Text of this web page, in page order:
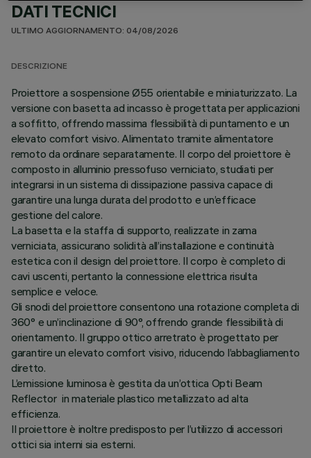
DATI TECNICI
ULTIMO AGGIORNAMENTO: 04/08/2026
DESCRIZIONE
Proiettore a sospensione Ø55 orientabile e miniaturizzato. La
versione con basetta ad incasso è progettata per applicazioni
a soffitto, offrendo massima flessibilità di puntamento e un
elevato comfort visivo. Alimentato tramite alimentatore
remoto da ordinare separatamente. Il corpo del proiettore è
composto in alluminio pressofuso verniciato, studiati per
integrarsi in un sistema di dissipazione passiva capace di
garantire una lunga durata del prodotto e un’efficace
gestione del calore.
La basetta e la staffa di supporto, realizzate in zama
verniciata, assicurano solidità all’installazione e continuità
estetica con il design del proiettore. Il corpo è completo di
cavi uscenti, pertanto la connessione elettrica risulta
semplice e veloce.
Gli snodi del proiettore consentono una rotazione completa di
360° e un’inclinazione di 90°, offrendo grande flessibilità di
orientamento. Il gruppo ottico arretrato è progettato per
garantire un elevato comfort visivo, riducendo l’abbagliamento
diretto.
L’emissione luminosa è gestita da un’ottica Opti Beam
Reflector in materiale plastico metallizzato ad alta
efficienza.
Il proiettore è inoltre predisposto per l’utilizzo di accessori
ottici sia interni sia esterni.